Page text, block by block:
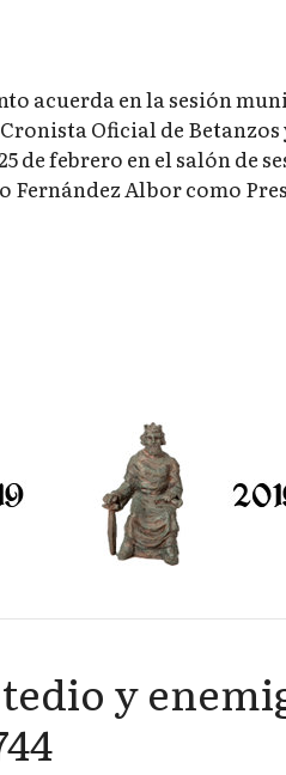
acuerda en la sesión
Oficial de
de febrero en el salón de
Fernández Albor como
y